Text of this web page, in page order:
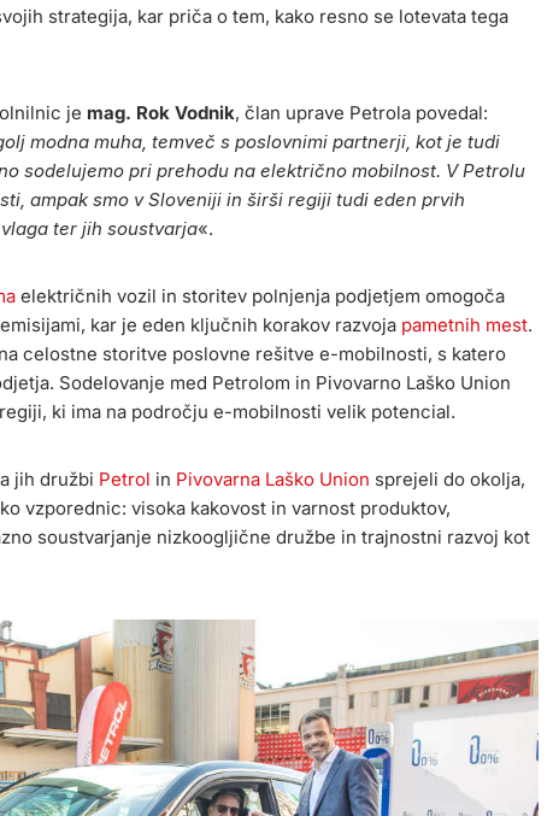
strategija, kar priča o tem, kako resno se lotevata tega
je mag. Rok Vodnik, član uprave Petrola povedal:
modna muha, temveč s poslovnimi partnerji, kot je tudi
sodelujemo pri prehodu na električno mobilnost. V Petrolu
ampak smo v Sloveniji in širši regiji tudi eden prvih
ter jih soustvarja«.
električnih vozil in storitev polnjenja podjetjem omogoča
kar je eden ključnih korakov razvoja pametnih mest.
celostne storitve poslovne rešitve e-mobilnosti, s katero
Sodelovanje med Petrolom in Pivovarno Laško Union
ki ima na področju e-mobilnosti velik potencial.
jih družbi Petrol in Pivovarna Laško Union sprejeli do okolja,
vzporednic: visoka kakovost in varnost produktov,
soustvarjanje nizkoogljične družbe in trajnostni razvoj kot